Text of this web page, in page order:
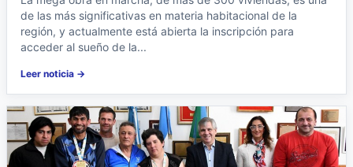
de las más significativas en materia habitacional de la
región, y actualmente está abierta la inscripción para
acceder al sueño de la...
Leer noticia →